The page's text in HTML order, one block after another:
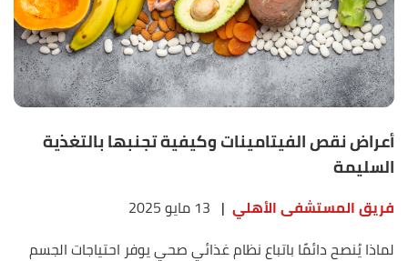
أعراض نقص الفيتامينات وكيفية تجنبها بالتغذية
السليمة
فريق المستشفى الأهلي | 13 مايو 2025
لماذا يُنصح دائمًا باتباع نظام غذائي صحي يوفر احتياجات الجسم